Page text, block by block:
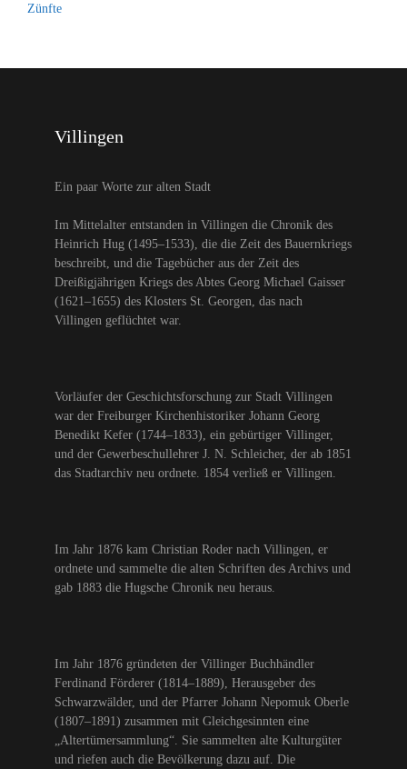
Zünfte
Villingen
Ein paar Worte zur alten Stadt
Im Mittelalter entstanden in Villingen die Chronik des
Heinrich Hug (1495–1533), die die Zeit des Bauernkriegs
beschreibt, und die Tagebücher aus der Zeit des
Dreißigjährigen Kriegs des Abtes Georg Michael Gaisser
(1621–1655) des Klosters St. Georgen, das nach
Villingen geflüchtet war.
Vorläufer der Geschichtsforschung zur Stadt Villingen
war der Freiburger Kirchenhistoriker Johann Georg
Benedikt Kefer (1744–1833), ein gebürtiger Villinger,
und der Gewerbeschullehrer J. N. Schleicher, der ab 1851
das Stadtarchiv neu ordnete. 1854 verließ er Villingen.
Im Jahr 1876 kam Christian Roder nach Villingen, er
ordnete und sammelte die alten Schriften des Archivs und
gab 1883 die Hugsche Chronik neu heraus.
Im Jahr 1876 gründeten der Villinger Buchhändler
Ferdinand Förderer (1814–1889), Herausgeber des
Schwarzwälder, und der Pfarrer Johann Nepomuk Oberle
(1807–1891) zusammen mit Gleichgesinnten eine
„Altertümersammlung“. Sie sammelten alte Kulturgüter
und riefen auch die Bevölkerung dazu auf. Die